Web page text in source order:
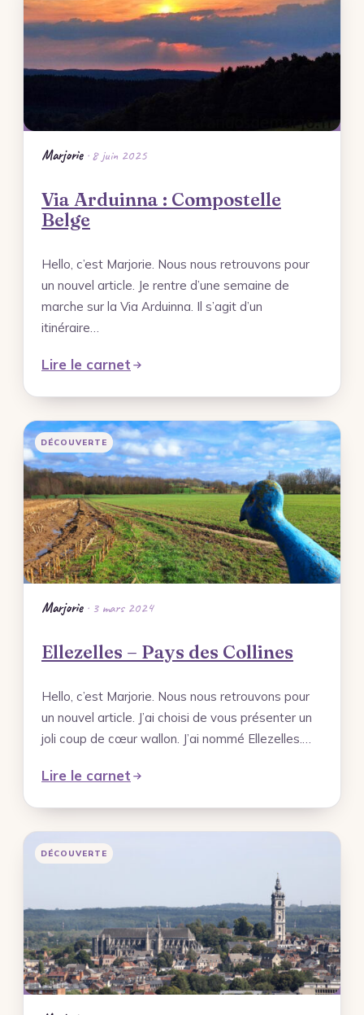
Marjorie· 8 juin 2025
Via Arduinna : Compostelle
Belge
Hello, c’est Marjorie. Nous nous retrouvons pour
un nouvel article. Je rentre d’une semaine de
marche sur la Via Arduinna. Il s’agit d’un
itinéraire…
Lire le carnet
DÉCOUVERTE
Marjorie· 3 mars 2024
Ellezelles – Pays des Collines
Hello, c’est Marjorie. Nous nous retrouvons pour
un nouvel article. J’ai choisi de vous présenter un
joli coup de cœur wallon. J’ai nommé Ellezelles.…
Lire le carnet
DÉCOUVERTE